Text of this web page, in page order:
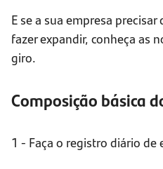
E se a sua empresa
fazer expandir, conheça as
giro.
Composição básica
1 - Faça o registro diário de